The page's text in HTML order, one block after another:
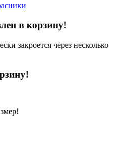
в корзину!
закроется через несколько